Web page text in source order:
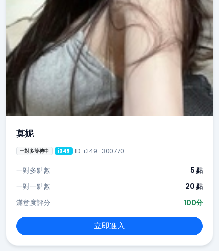
莫妮
一對多等待中 i349 ID: i349_300770
一對多點數
5 點
一對一點數
20 點
滿意度評分
100分
立即進入